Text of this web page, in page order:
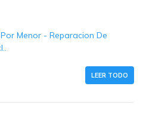
Menor - Reparacion De
LEER TODO